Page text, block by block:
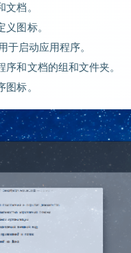
档。
图标。
于启动应用程序。
和文档的组和文件夹。
标。